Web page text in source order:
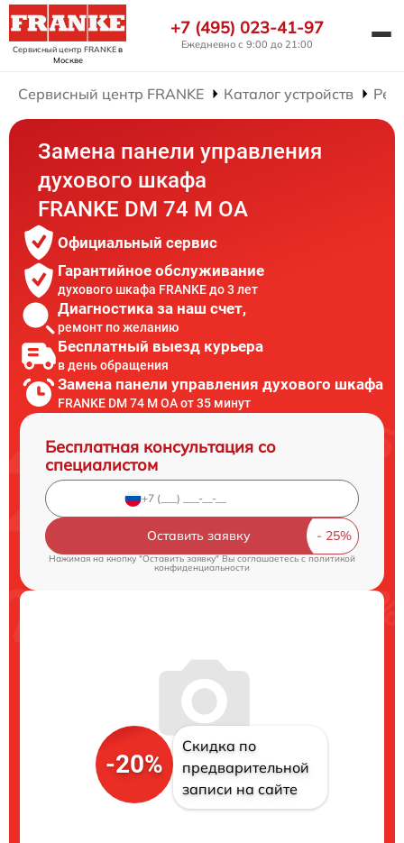
Сервисный центр FRANKEв
Москве
+7 (495) 023-41-97
Ежедневно с 9:00 до 21:00
Сервисный центр FRANKE Каталог устройств
Замена панели управления
духового шкафа
FRANKE DM 74 M OA
Официальный сервис
Гарантийное обслуживание
духового шкафа FRANKE до 3 лет
Диагностика за наш счет,
ремонт по желанию
Бесплатный выезд курьера
в день обращения
Замена панели управления духового шкафа
FRANKE DM 74 M OA от 35 минут
Бесплатная консультация со
специалистом
Оставить заявку
Нажимая на кнопку "Оставить заявку" Вы соглашаетесь cполитикой
конфиденциальности
-20%
Скидка по
предварительной
записи на сайте